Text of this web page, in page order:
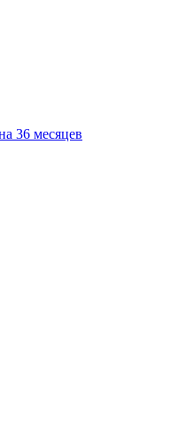
36 месяцев